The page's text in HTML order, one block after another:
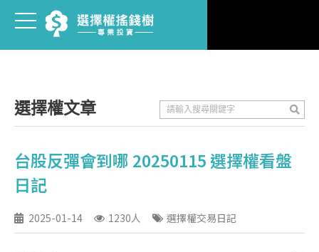
選擇權文章
台股反彈會到哪 20250115 選擇權看盤
日記
2025-01-14 1230人 選擇權交易日記